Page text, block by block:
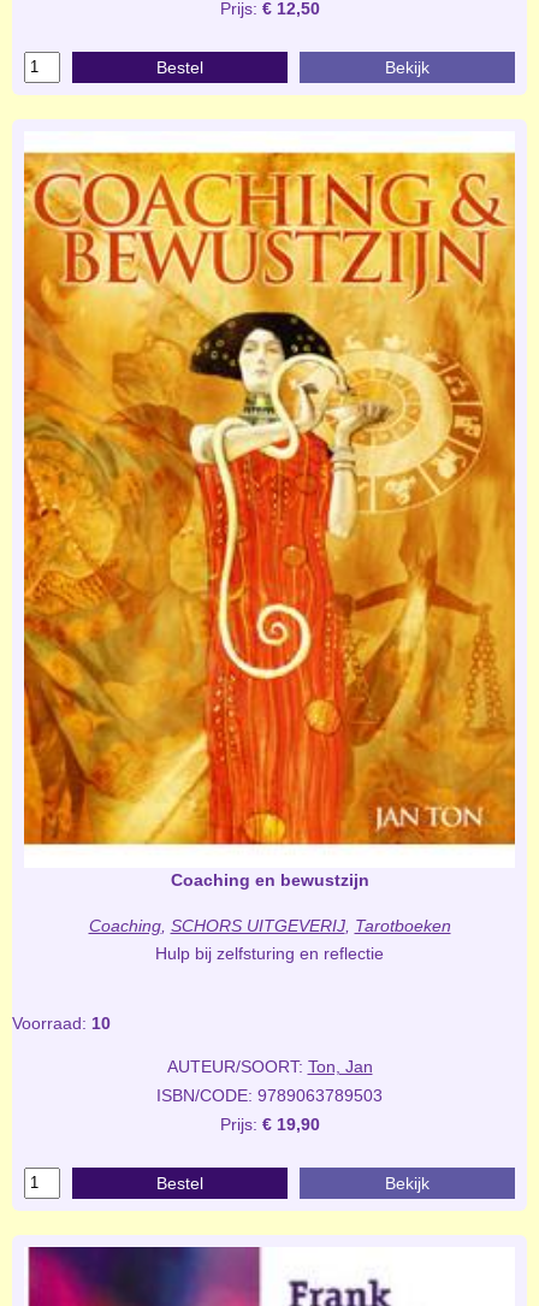
Prijs: € 12,50
Bestel Bekijk
Coaching en bewustzijn
Coaching, SCHORS UITGEVERIJ, Tarotboeken
Hulp bij zelfsturing en reflectie
Voorraad: 10
AUTEUR/SOORT: Ton, Jan
ISBN/CODE: 9789063789503
Prijs: € 19,90
Bestel Bekijk